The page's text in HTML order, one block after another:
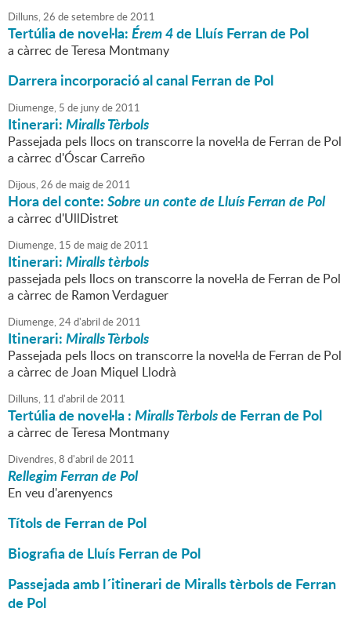
Dilluns,26 desetembrede2011
Tertúlia de novel·la:Érem 4de Lluís Ferran de Pol
a càrrec de Teresa Montmany
Darrera incorporació al canal Ferran de Pol
Diumenge, 5 de junyde2011
Itinerari:Miralls Tèrbols
Passejada pels llocs on transcorre la novel·la de Ferran de Pol
a càrrec d'Óscar Carreño
Dijous,26 de maigde2011
Hora del conte:Sobre un conte de Lluís Ferran de Pol
a càrrec d'UllDistret
Diumenge, 15 de maigde2011
Itinerari:Miralls tèrbols
passejada pels llocs on transcorre la novel·la de Ferran de Pol
a càrrec de Ramon Verdaguer
Diumenge,24d'abril de2011
Itinerari:Miralls Tèrbols
Passejada pels llocs on transcorre la novel·la de Ferran de Pol
a càrrec de Joan Miquel Llodrà
Dilluns, 11 d'abril de2011
Tertúlia de novel·la :Miralls Tèrbolsde Ferran de Pol
a càrrec de Teresa Montmany
Divendres,8 d'abril de2011
Rellegim Ferran de Pol
En veu d'arenyencs
Títols de Ferran de Pol
Biografia de Lluís Ferran de Pol
Passejada amb l´itinerari de Miralls tèrbols de Ferran
de Pol